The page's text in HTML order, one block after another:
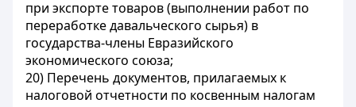
при экспорте товаров (выполнении работ по
переработке давальческого сырья) в
государства-члены Евразийского
экономического союза;
20) Перечень документов, прилагаемых к
налоговой отчетности по косвенным налогам